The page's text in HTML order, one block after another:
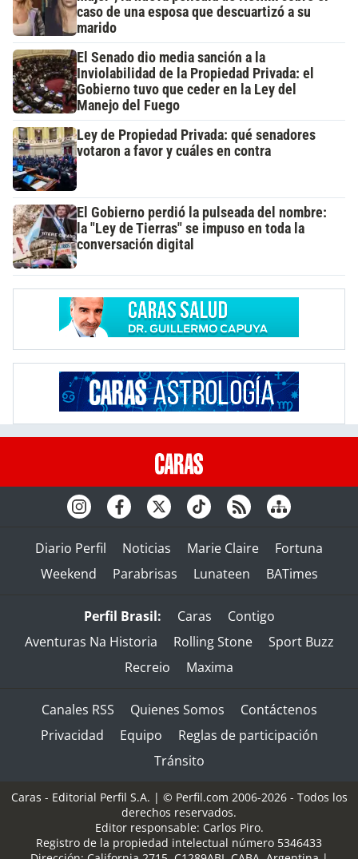
caso de una esposa que descuartizó a su
marido
El Senado dio media sanción a la
Inviolabilidad de la Propiedad Privada: el
Gobierno tuvo que ceder en la Ley del
Manejo del Fuego
Ley de Propiedad Privada: qué senadores
votaron a favor y cuáles en contra
El Gobierno perdió la pulseada del nombre:
la "Ley de Tierras" se impuso en toda la
conversación digital
Diario Perfil Noticias Marie Claire
Fortuna
Weekend
Parabrisas Lunateen BATimes
Perfil Brasil: Caras
Contigo
Aventuras Na Historia
Rolling Stone
Sport Buzz
Recreio
Maxima
Canales RSS Quienes Somos
Contáctenos
Privacidad
Equipo
Reglas de participación
Tránsito
Caras - Editorial Perfil S.A. | © Perfil.com 2006-2026 - Todos los
derechos reservados.
Editor responsable: Carlos Piro.
Registro de la propiedad intelectual número 5346433